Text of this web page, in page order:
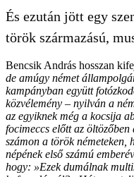
És ezután jött egy
török származású,
Bencsik András hosszan
de amúgy német
kampányban együtt
közvélemény – nyilván a
az egyiknek még a kocsija
focimeccs előtt az öltözőben
számon a török
népének első számú
hogy: »Ezek dumálnak